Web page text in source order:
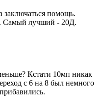
помощь.
Самый лучший - 20Д.
Кстати 10мп никак
с 6 на 8 был немного